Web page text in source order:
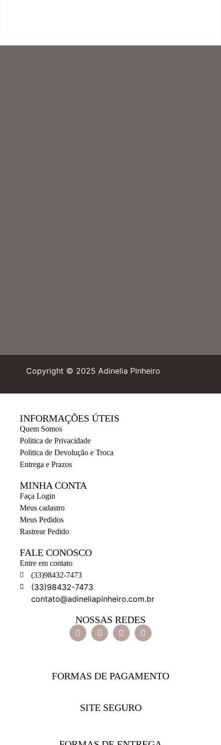
Copyright © 2025 Adinelia Pinheiro
INFORMAÇÕES ÚTEIS
Quem Somos
Politica de Privacidade
Politica de Devolução e Troca
Entrega e Prazos
MINHA CONTA
Faça Login
Meus cadastro
Meus Pedidos
Rastrear Pedido
FALE CONOSCO
Entre em contato
(33)98432-7473
(33)98432-7473
contato@adineliapinheiro.com.br
NOSSAS REDES
FORMAS DE PAGAMENTO
SITE SEGURO